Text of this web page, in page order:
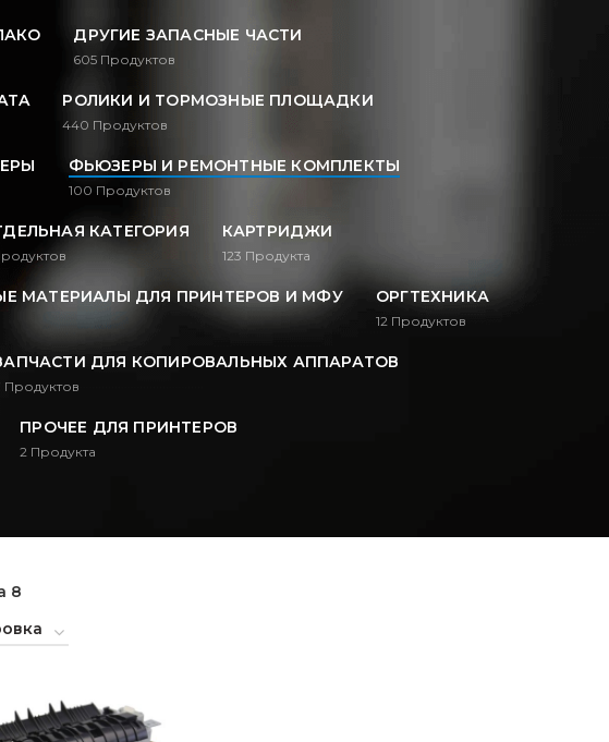
ДРУГИЕ ЗАПАСНЫЕ ЧАСТИ
605 Продуктов
РОЛИКИ И ТОРМОЗНЫЕ ПЛОЩАДКИ
440 Продуктов
ФЬЮЗЕРЫ И РЕМОНТНЫЕ КОМПЛЕКТЫ
100 Продуктов
КАТЕГОРИЯ КАРТРИДЖИ
123 Продукта
МАТЕРИАЛЫ ДЛЯ ПРИНТЕРОВ И МФУ ОРГТЕХНИКА
12 Продуктов
ДЛЯ КОПИРОВАЛЬНЫХ АППАРАТОВ
Продуктов
ПРОЧЕЕ ДЛЯ ПРИНТЕРОВ
2 Продукта
8